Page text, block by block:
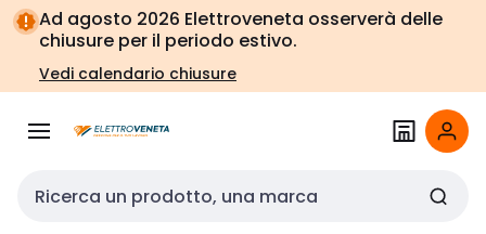
Vai alla
navigazione
Vai
alla
pagina
Ad agosto 2026 Elettroveneta osserverà delle
chiusure per il periodo estivo.
Vedi calendario chiusure
Cerca input